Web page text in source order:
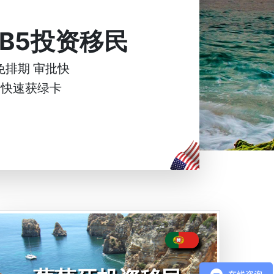
投资移民
排期 审批快
快速获绿卡